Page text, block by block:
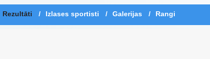
Rezultāti / Izlases sportisti / Galerijas / Rangi